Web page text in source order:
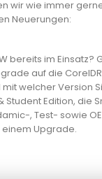
wir wie immer
Neuerungen:
bereits im Einsatz?
auf die
welcher Version
Student Edition, die
, Test- sowie
Upgrade.